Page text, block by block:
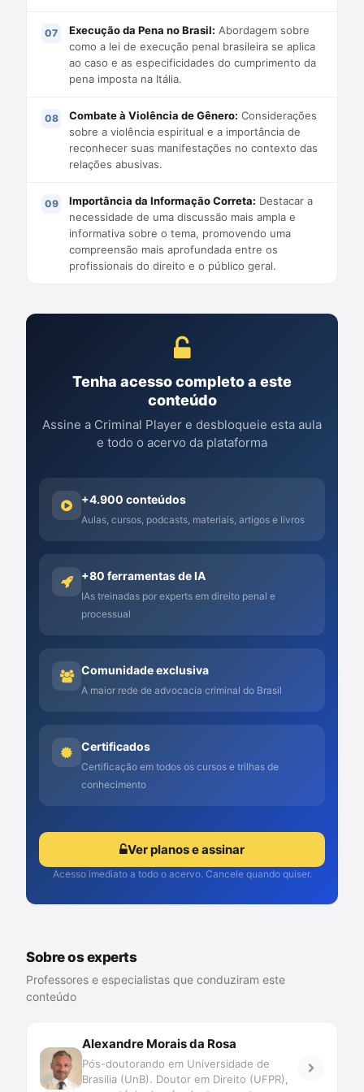
Execução da Pena no Brasil: Abordagem sobre
como a lei de execução penal brasileira se aplica
ao caso e as especificidades do cumprimento da
pena imposta na Itália.
Combate à Violência de Gênero: Considerações
sobre a violência espiritual e a importância de
reconhecer suas manifestações no contexto das
relações abusivas.
Importância da Informação Correta: Destacar a
necessidade de uma discussão mais ampla e
informativa sobre o tema, promovendo uma
compreensão mais aprofundada entre os
profissionais do direito e o público geral.
Tenha acesso completo a este
conteúdo
Assine a Criminal Player e desbloqueie esta aula
e todo o acervo da plataforma
+4.900 conteúdos
Aulas, cursos, podcasts, materiais, artigos e livros
+80 ferramentas de IA
IAs treinadas por experts em direito penal e
processual
Comunidade exclusiva
A maior rede de advocacia criminal do Brasil
Certificados
Certificação em todos os cursos e trilhas de
conhecimento
Ver planos e assinar
Acesso imediato a todo o acervo. Cancele quando quiser.
Sobre os experts
Professores e especialistas que conduziram este
conteúdo
Alexandre Morais da Rosa
Pós-doutorando em Universidade de
Brasilia (UnB). Doutor em Direito (UFPR),